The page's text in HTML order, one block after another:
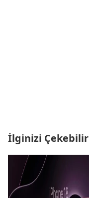
İlginizi Çekebilir